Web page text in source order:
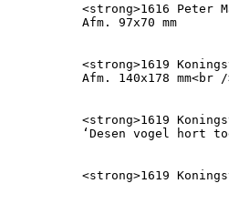
<strong>1616 Peter
Afm. 97x70 mm
<strong>1619
Afm. 140x178
<strong>1619
‘Desen vogel hort
<strong>1619